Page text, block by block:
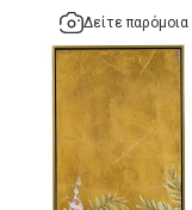
Δείτε παρόμοια